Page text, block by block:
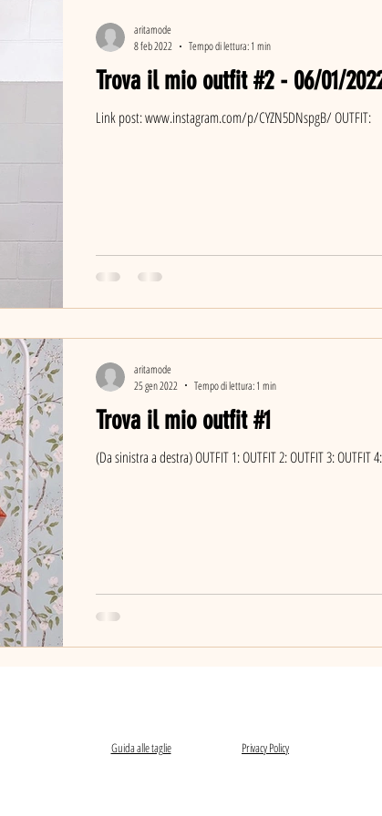
Trova il mio outfit #2 - 06/01/
Link post: www.instagram.com/p/CYZN5DNspgB/ OUTFIT:
aritamode
8 feb 2022
Tempo di lettura: 1 min
Trova il mio outfit #1
(Da sinistra a destra) OUTFIT 1: OUTFIT 2: OUTFIT 3: OUTFIT
aritamode
25 gen 2022
Tempo di lettura: 1 min
Guida alle taglie Privacy Policy